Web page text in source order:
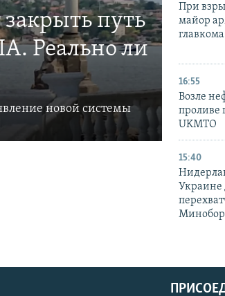
путь
Реально ли
новой системы
При
майор
16:55
Возле
проливе
UKMTO
15:40
Украине